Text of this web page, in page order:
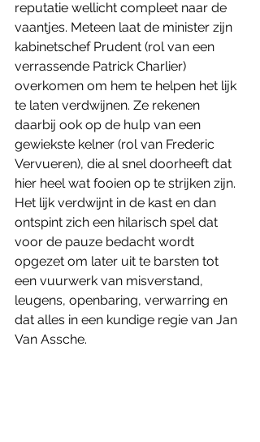
reputatie wellicht compleet naar de
vaantjes. Meteen laat de minister zijn
kabinetschef Prudent (rol van een
verrassende Patrick Charlier)
overkomen om hem te helpen het lijk
te laten verdwijnen. Ze rekenen
daarbij ook op de hulp van een
gewiekste kelner (rol van Frederic
Vervueren), die al snel doorheeft dat
hier heel wat fooien op te strijken zijn.
Het lijk verdwijnt in de kast en dan
ontspint zich een hilarisch spel dat
voor de pauze bedacht wordt
opgezet om later uit te barsten tot
een vuurwerk van misverstand,
leugens, openbaring, verwarring en
dat alles in een kundige regie van Jan
Van Assche.